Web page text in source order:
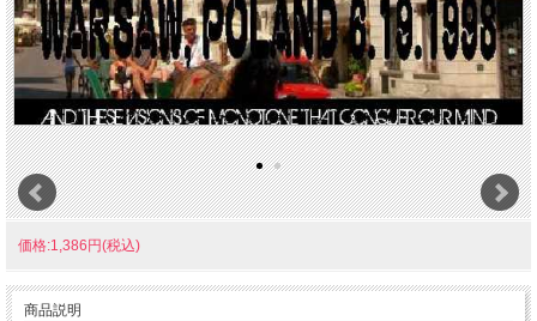
価格:1,386円(税込)
商品説明